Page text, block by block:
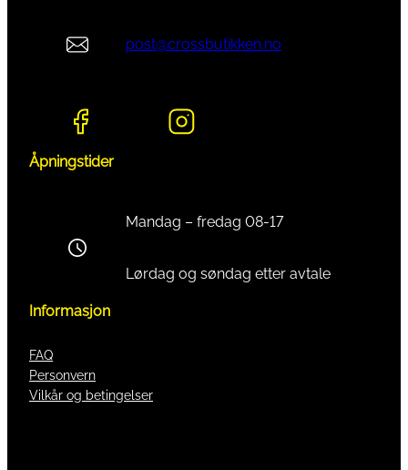
post@crossbutikken.no
Åpningstider
Mandag – fredag 08-17
Lørdag og søndag etter avtale
Informasjon
FAQ
Personvern
Vilkår og betingelser